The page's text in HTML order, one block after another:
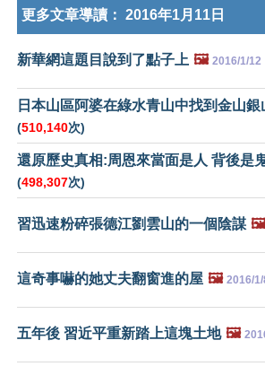
更多文章導讀： 2016年1月11日
新華網這題目說到了點子上 🖼️ 2016/1/12
日本山區阿婆在綠水青山中找到金山銀
(510,140次)
還原歷史真相:周恩來當面是人 背後是
(498,307次)
習迅速粉碎張德江劉雲山的一個陰謀 🖼️
這奇事嚇的她丈夫翻窗進的屋 🖼️ 2016/
五年後 習近平重新踏上這塊土地 🖼️